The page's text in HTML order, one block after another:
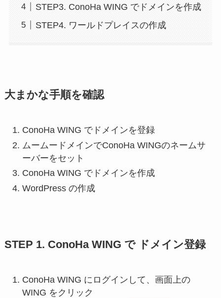
STEP3. ConoHa WING でドメインを作成
STEP4. ワールドプレイスの作成
大まかな手順を確認
ConoHa WING でドメインを登録
ムームードメインでConoHa WINGのネームサ
ーバーをセット
ConoHa WING でドメインを作成
WordPress の作成
STEP 1. ConoHa WING で ドメイン登録
ConoHa WING にログインして、画面上の
WING をクリック